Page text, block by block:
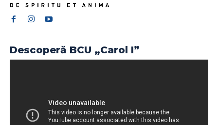
Descoperă BCU „Carol I”